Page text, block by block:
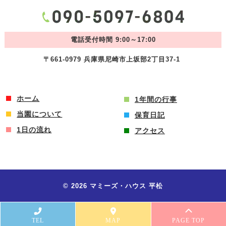
電話受付時間 9:00～17:00
〒661-0979 兵庫県尼崎市上坂部2丁目37-1
ホーム
当園について
1日の流れ
1年間の行事
保育日記
アクセス
© 2026 マミーズ・ハウス 平松
TEL MAP PAGE TOP